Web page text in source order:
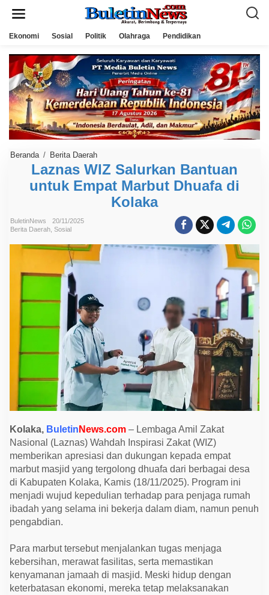
Ekonomi Sosial Politik Olahraga Pendidikan
Beranda / Berita Daerah
a
z
n
a
a
u
n
B
a
n
t
u
a
n
u
n
t
k
m
p
a
t
M
a
r
b
u
t
f
a
i
K
Laznas WIZ Salurkan Bantuan
untuk Empat Marbut Dhuafa di
Kolaka
BuletinNews
20/11/2025
Berita Daerah Sosial
Kolaka, Buletin News.com – Lembaga Amil Zakat
Nasional (Laznas) Wahdah Inspirasi Zakat (WIZ)
memberikan apresiasi dan dukungan kepada empat
marbut masjid yang tergolong dhuafa dari berbagai desa
di Kabupaten Kolaka, Kamis (18/11/2025). Program ini
menjadi wujud kepedulian terhadap para penjaga rumah
ibadah yang selama ini bekerja dalam diam, namun penuh
pengabdian.
Para marbut tersebut menjalankan tugas menjaga
kebersihan, merawat fasilitas, serta memastikan
kenyamanan jamaah di masjid. Meski hidup dengan
keterbatasan ekonomi, mereka tetap melaksanakan